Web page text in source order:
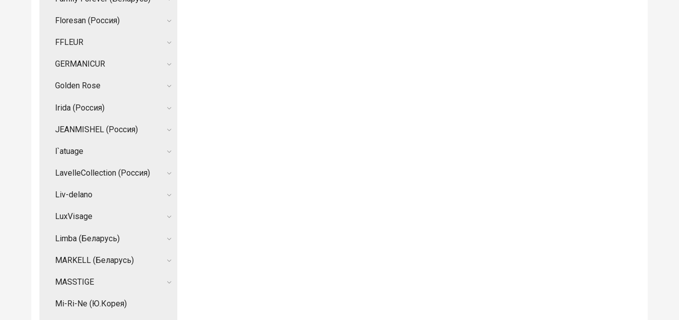
Floresan (Россия)
FFLEUR
GERMANIСUR
Golden Rose
Irida (Россия)
JEANMISHEL (Россия)
l`atuage
LavelleCollection (Россия)
Liv-delano
LuxVisage
Limba (Беларусь)
MARKELL (Беларусь)
MASSTIGE
Mi-Ri-Ne (Ю.Корея)